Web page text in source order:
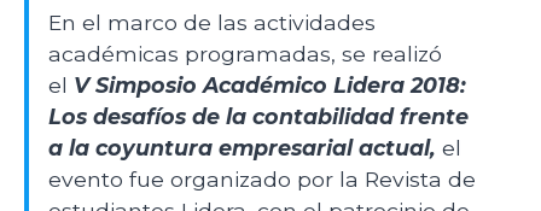
En el marco de las actividades
académicas programadas, se realizó
el V Simposio Académico Lidera 2018:
Los desafíos de la contabilidad frente
a la coyuntura empresarial actual, el
evento fue organizado por la Revista de